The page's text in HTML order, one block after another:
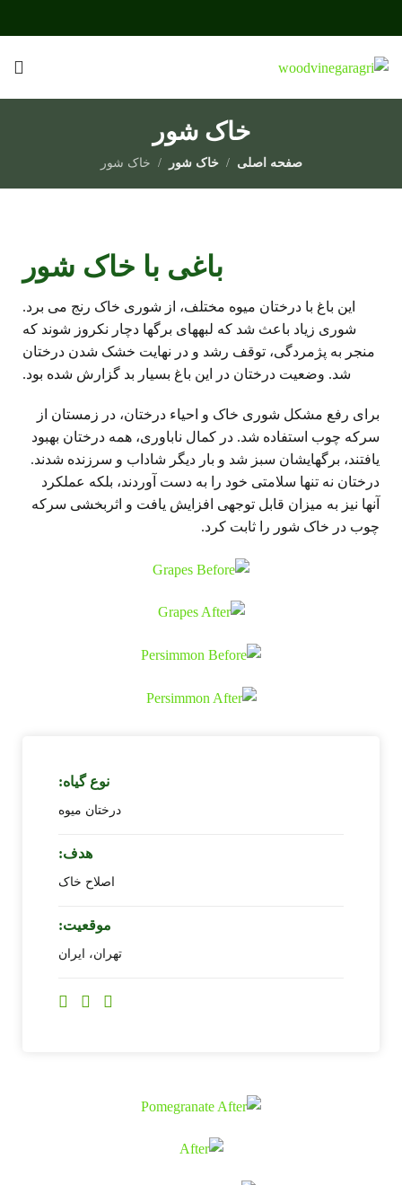
خاک شور
صفحه اصلی خاک شور خاک شور
باغی با خاک شور
این باغ با درختان میوه مختلف، از شوری خاک رنج می برد.
شوری زیاد باعث شد که لبههای برگها دچار نکروز شوند که
منجر به پژمردگی، توقف رشد و در نهایت خشک شدن درختان
شد. وضعیت درختان در این باغ بسیار بد گزارش شده بود.
برای رفع مشکل شوری خاک و احیاء درختان، در زمستان از
سرکه چوب استفاده شد. در کمال ناباوری، همه درختان بهبود
یافتند، برگهایشان سبز شد و بار دیگر شاداب و سرزنده شدند.
درختان نه تنها سلامتی خود را به دست آوردند، بلکه عملکرد
آنها نیز به میزان قابل توجهی افزایش یافت و اثربخشی سرکه
چوب در خاک شور را ثابت کرد.
نوع گیاه:
درختان میوه
هدف:
اصلاح خاک
موقعیت:
تهران، ایران